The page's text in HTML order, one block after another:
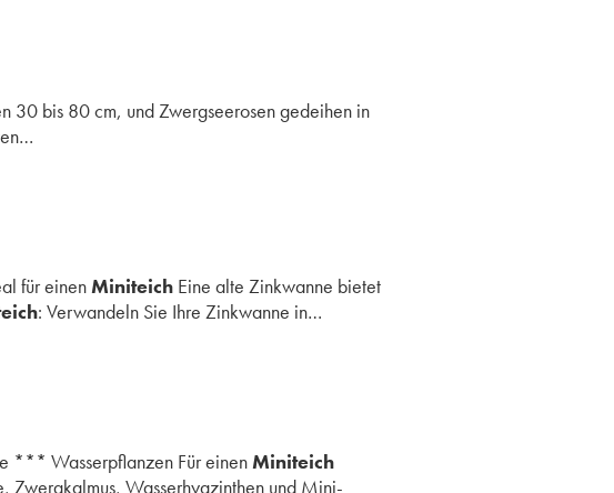
30 bis 80 cm, und Zwergseerosen gedeihen in
für einen Miniteich Eine alte Zinkwanne bietet
: Verwandeln Sie Ihre Zinkwanne in…
*** Wasserpflanzen Für einen Miniteich
Zwergkalmus, Wasserhyazinthen und Mini-